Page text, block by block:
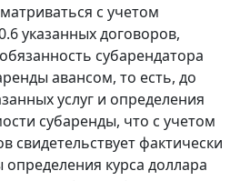
с учетом
указанных договоров,
субарендатора
авансом, то есть, до
услуг и определения
субаренды, что с учетом
свидетельствует фактически
определения курса доллара